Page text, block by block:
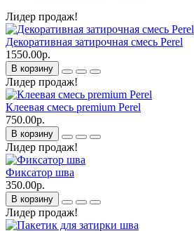
Лидер продаж!
Декоративная затирочная смесь Perel
1550.00р.
В корзину
Лидер продаж!
Клеевая смесь premium Perel
750.00р.
В корзину
Лидер продаж!
Фиксатор шва
350.00р.
В корзину
Лидер продаж!